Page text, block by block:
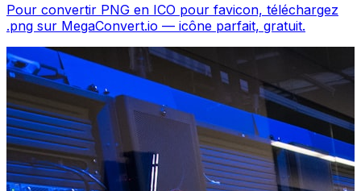
Pour convertir PNG en ICO pour favicon, téléchargez
.png sur MegaConvert.io — icône parfait, gratuit.